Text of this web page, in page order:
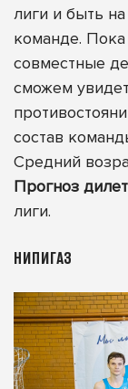
лиги и быть
команде.
совместные
сможем
состав
Средний
Прогноз
лиги.
НИПИГАЗ